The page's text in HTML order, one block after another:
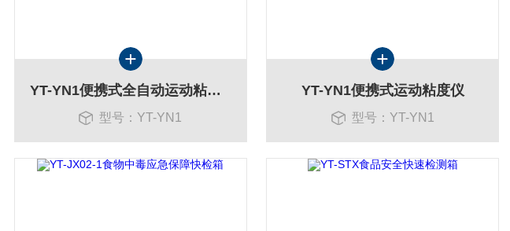
YT-YN1便携式全自动运动粘度测定仪
型号：YT-YN1
YT-YN1便携式运动粘度仪
型号：YT-YN1